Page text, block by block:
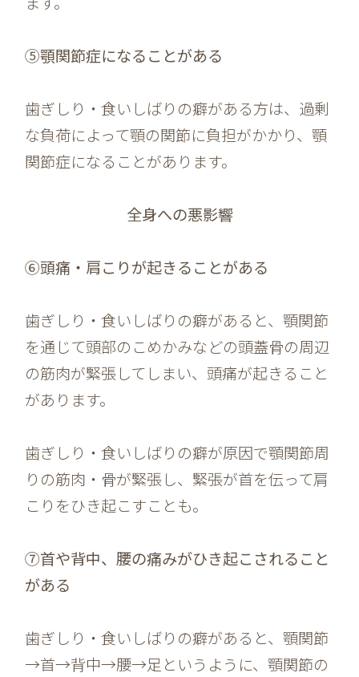
⑤顎関節症になることがある
歯ぎしり・食いしばりの癖がある方は、過剰
な負荷によって顎の関節に負担がかかり、顎
関節症になることがあります。
全身への悪影響
⑥頭痛・肩こりが起きることがある
歯ぎしり・食いしばりの癖があると、顎関節
を通じて頭部のこめかみなどの頭蓋骨の周辺
の筋肉が緊張してしまい、頭痛が起きること
があります。
歯ぎしり・食いしばりの癖が原因で顎関節周
りの筋肉・骨が緊張し、緊張が首を伝って肩
こりをひき起こすことも。
⑦首や背中、腰の痛みがひき起こされること
がある
歯ぎしり・食いしばりの癖があると、顎関節
→首→背中→腰→足というように、顎関節の